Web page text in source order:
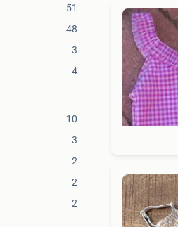
51
48
3
4
10
3
2
2
2